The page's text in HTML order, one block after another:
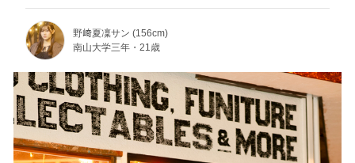
野﨑夏凜サン (156cm)
南山大学三年・21歳